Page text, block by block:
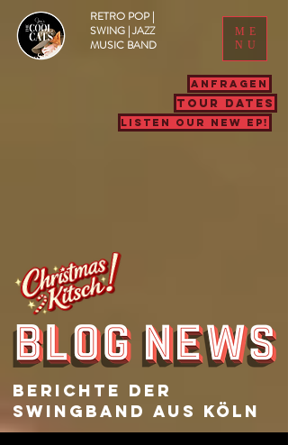
ME
NU
RETRO POP |
SWING | JAZZ
MUSIC BAND
ANFRAGEN
TOUR DATES
LISTEN OUR NEW EP!
Berichte Der
SWingband aus Köln